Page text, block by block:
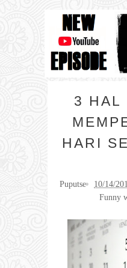
3 HAL
HARI
Puputse 10/14/
Funny